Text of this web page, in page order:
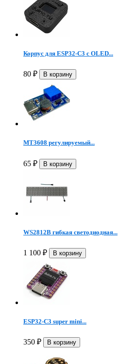
Корпус для ESP32-C3 с OLED...
80 ₽
MT3608 регулируемый...
65 ₽
WS2812B гибкая светодиодная...
1 100 ₽
ESP32-C3 super mini...
350 ₽